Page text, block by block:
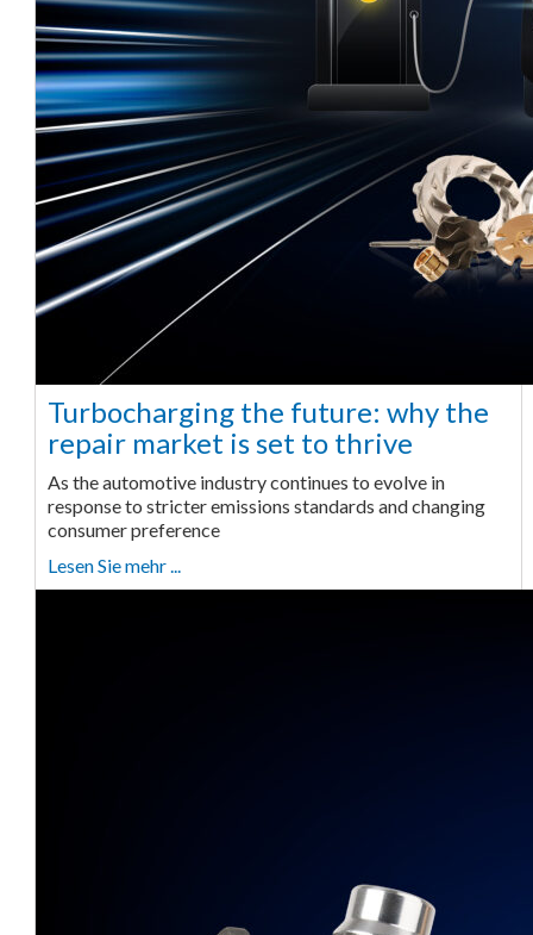
Turbocharging the future: why the
repair market is set to thrive
As the automotive industry continues to evolve in
response to stricter emissions standards and changing
consumer preference
Lesen Sie mehr ...